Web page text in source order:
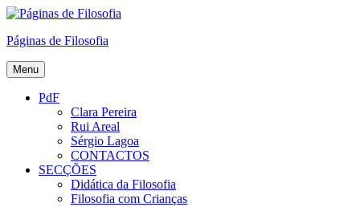
Skip
content
Páginas de Filosofia
Menu
PdF
Clara Pereira
Rui Areal
Sérgio Lagoa
CONTACTOS
SECÇÕES
Didática da Filosofia
Filosofia com Crianças